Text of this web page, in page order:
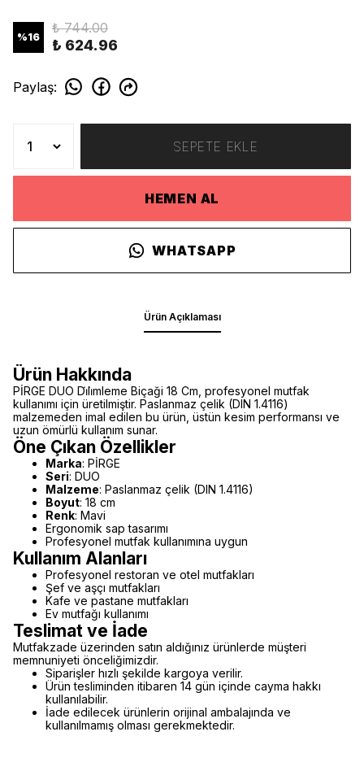
%16
₺ 744.00
₺ 624.96
Paylaş:
SEPETE EKLE
HEMEN AL
WHATSAPP
Ürün Açıklaması
Ürün Hakkında
PİRGE DUO Di̇li̇mleme Biçaği 18 Cm, profesyonel mutfak
kullanımı için üretilmiştir. Paslanmaz çelik (DIN 1.4116)
malzemeden imal edilen bu ürün, üstün kesim performansı ve
uzun ömürlü kullanım sunar.
Öne Çıkan Özellikler
Marka: PİRGE
Seri: DUO
Malzeme: Paslanmaz çelik (DIN 1.4116)
Boyut: 18 cm
Renk: Mavi
Ergonomik sap tasarımı
Profesyonel mutfak kullanımına uygun
Kullanım Alanları
Profesyonel restoran ve otel mutfakları
Şef ve aşçı mutfakları
Kafe ve pastane mutfakları
Ev mutfağı kullanımı
Teslimat ve İade
Mutfakzade üzerinden satın aldığınız ürünlerde müşteri
memnuniyeti önceliğimizdir.
Siparişler hızlı şekilde kargoya verilir.
Ürün tesliminden itibaren 14 gün içinde cayma hakkı
kullanılabilir.
İade edilecek ürünlerin orijinal ambalajında ve
kullanılmamış olması gerekmektedir.